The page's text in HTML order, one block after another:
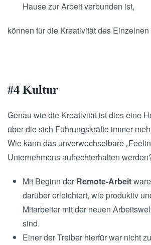
Hause zur Arbeit verbunden ist,
können für die Kreativität des
#4 Kultur
Genau wie die Kreativität ist dies eine
über die sich Führungskräfte immer
Wie kann das unverwechselbare
Unternehmens aufrechterhalten
Mit Beginn der Remote-Arbeit
darüber erleichtert, wie produktiv
Mitarbeiter mit der neuen
sind.
Einer der Treiber hierfür war nicht